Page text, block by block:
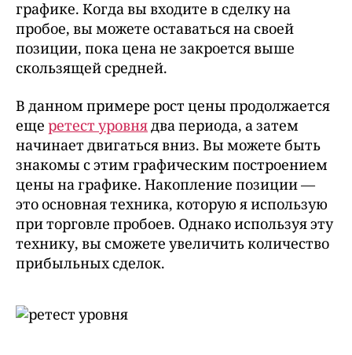
графике. Когда вы входите в сделку на
пробое, вы можете оставаться на своей
позиции, пока цена не закроется выше
скользящей средней.
В данном примере рост цены продолжается
еще ретест уровнядва периода, а затем
начинает двигаться вниз. Вы можете быть
знакомы с этим графическим построением
цены на графике. Накопление позиции —
это основная техника, которую я использую
при торговле пробоев. Однако используя эту
технику, вы сможете увеличить количество
прибыльных сделок.